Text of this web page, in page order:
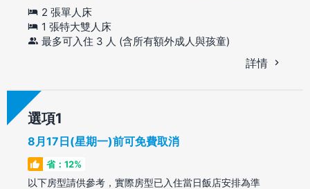
2 張單人床
1 張特大雙人床
最多可入住 3 人 (含所有額外成人與孩童)
詳情
選項
8月17日(星期一)前可免費取消
省：12%
以下房型請供參考，實際房型已入住當日飯店安排為準